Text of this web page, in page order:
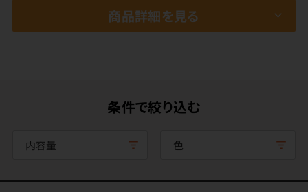
商品詳細を見る
条件で絞り込む
内容量 色